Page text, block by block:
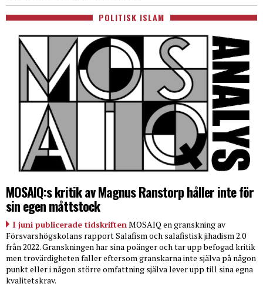
POLITISK ISLAM
MOSAIQ:s kritik av Magnus Ranstorp håller inte för
sin egen måttstock
I juni publicerade tidskriftenMOSAIQ en granskning av
Försvarshögskolans rapport Salafism och salafistisk jihadism 2.0
från 2022. Granskningen har sina poänger och tar upp befogad kritik
men trovärdigheten faller eftersom granskarna inte själva på någon
punkt eller i någon större omfattning själva lever upp till sina egna
kvalitetskrav.